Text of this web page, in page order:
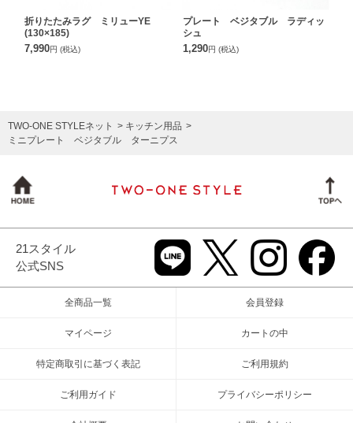
折りたたみラグ ミリューYE
(130×185)
7,990円 (税込)
プレート ベジタブル ラディッ
シュ
1,290円 (税込)
TWO-ONE STYLEネット
キッチン用品
ミニプレート ベジタブル ターニプス
21スタイル
公式SNS
全商品一覧 会員登録
マイページ カートの中
特定商取引に基づく表記 ご利用規約
ご利用ガイド プライバシーポリシー